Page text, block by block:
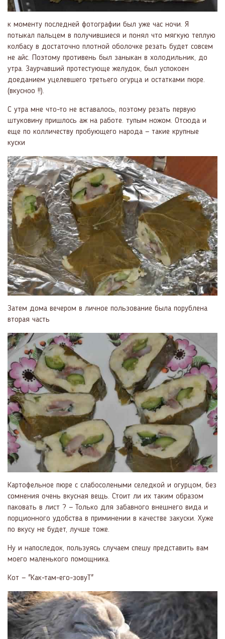
к моменту последней фотографии был уже час ночи. Я
потыкал пальцем в получившиеся и понял что мягкую теплую
колбасу в достаточно плотной оболочке резать будет совсем
не айс. Поэтому противень был заныкан в холодильник, до
утра. Заурчавший протестующе желудок, был успокоен
доеданием уцелевшего третьего огурца и остатками пюре.
(вкусноо !!).
С утра мне что-то не вставалось, поэтому резать первую
штуковину пришлось аж на работе. тупым ножом. Отсюда и
еще по колличеству пробующего народа — такие крупные
куски
Затем дома вечером в личное пользование была порублена
вторая часть
Картофельное пюре с слабосолеными селедкой и огурцом, без
сомнения очень вкусная вещь. Стоит ли их таким образом
паковать в лист ? — Только для забавного внешнего вида и
порционного удобства в приминении в качестве закуски. Хуже
по вкусу не будет, лучше тоже.
Ну и напоследок, пользуясь случаем спешу представить вам
моего маленького помощника.
Кот — "Как-там-его-зовуТ"